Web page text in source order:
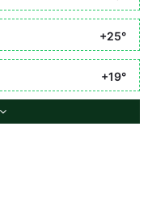
+25°
+19°